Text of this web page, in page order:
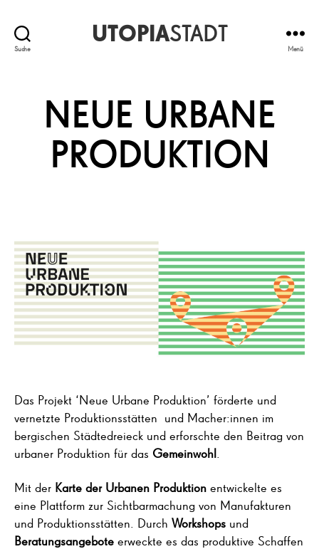
Suche
UTOPIASTADT
Menü
NEUE URBANE
PRODUKTION
Das Projekt ‘Neue Urbane Produktion’ förderte und
vernetzte Produktionsstätten und Macher:innen im
bergischen Städtedreieck und erforschte den Beitrag von
urbaner Produktion für das Gemeinwohl
Mit der Karte der Urbanen Produktion entwickelte es
eine Plattform zur Sichtbarmachung von Manufakturen
und Produktionsstätten. Durch Workshops und
Beratungsangebote erweckte es das produktive Schaffen